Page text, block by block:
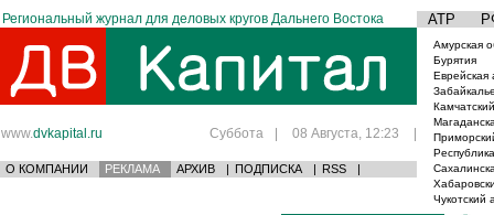
Региональный журнал для деловых кругов Дальнего Востока АТР
www.dvkapital.ru Суббота | 08 Августа, 12:23 |
О КОМПАНИИ РЕКЛАМА АРХИВ | ПОДПИСКА | RSS |
Амурская
Бурятия
Еврейская
Чукотский